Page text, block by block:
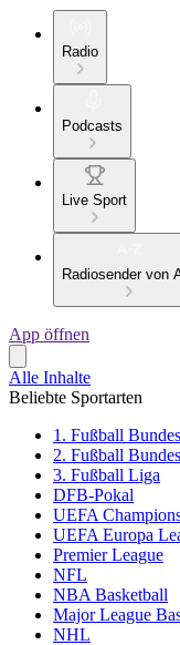
Radio
Podcasts
Live Sport
Radiosender von
App öffnen
Alle Inhalte
Beliebte Sportarten
1. Fußball
2. Fußball
3. Fußball Liga
DFB-Pokal
UEFA
UEFA Europa
Premier League
NFL
NBA Basketball
Major League
NHL